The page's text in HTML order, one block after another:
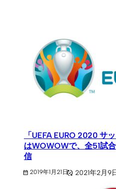
「UEFA EURO 2020 サ
はWOWOWで、全51試
信
2019年1月21日 2021年2月9